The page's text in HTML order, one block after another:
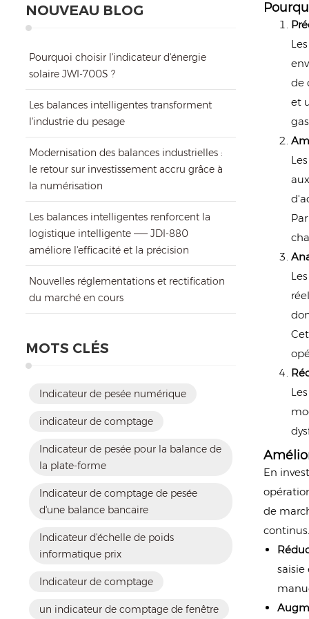
NOUVEAU BLOG
Pourquoi choisir l'indicateur d'énergie
solaire JWI-700S ?
Les balances intelligentes transforment
l'industrie du pesage
Modernisation des balances industrielles :
le retour sur investissement accru grâce à
la numérisation
Les balances intelligentes renforcent la
logistique intelligente —— JDI-880
améliore l'efficacité et la précision
Nouvelles réglementations et rectification
du marché en cours
MOTS CLÉS
Indicateur de pesée numérique
indicateur de comptage
Indicateur de pesée pour la balance de
la plate-forme
Indicateur de comptage de pesée
d'une balance bancaire
Indicateur d'échelle de poids
informatique prix
Indicateur de comptage
un indicateur de comptage de fenêtre
de
et
En
de
continus.
saisie